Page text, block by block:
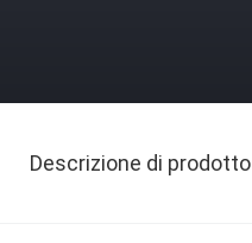
Descrizione di prodotto